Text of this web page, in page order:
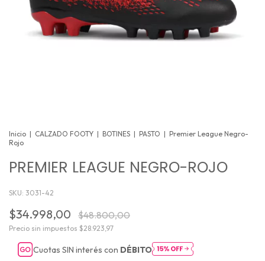
Inicio | CALZADO FOOTY | BOTINES | PASTO | Premier League Negro-
Rojo
PREMIER LEAGUE NEGRO-ROJO
SKU: 3031-42
$34.998,00 $48.800,00
Precio sin impuestos $28.923,97
Cuotas SIN interés con DÉBITO